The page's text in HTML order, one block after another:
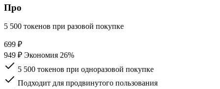
Про
5 500 токенов при разовой покупке
699 ₽
949 ₽ Экономия 26%
5 500 токенов при одноразовой покупке
Подходит для продвинутого пользования